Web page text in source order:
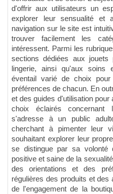
d'offrir aux utilisateurs un
explorer leur sensualité et
navigation sur le site est
trouver facilement les
intéressent. Parmi les
sections dédiées aux
lingerie, ainsi qu'aux soins
éventail varié de choix
préférences de chacun. En
et des guides d'utilisation pour
choix éclairés
s'adresse à un public
cherchant à pimenter leur
souhaitant explorer leur
se distingue par sa volonté
positive et saine de la
des orientations et des
régulières des produits et des
de l'engagement de la